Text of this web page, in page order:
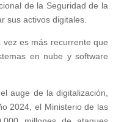
de la Seguridad de la
sus activos digitales.
es más recurrente que
en nube y software
auge de la digitalización,
2024, el Ministerio de las